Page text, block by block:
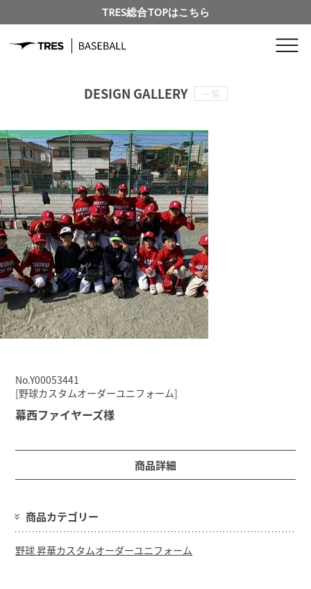
TRES総合TOPはこちら
DESIGN GALLERY 一覧
No.Y00053441
[野球カスタムオーダーユニフォーム]
幕西ファイヤーズ様
商品詳細
商品カテゴリー
野球 昇華カスタムオーダーユニフォーム